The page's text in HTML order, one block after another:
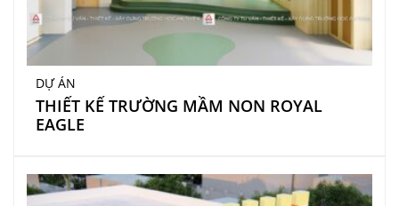
DỰ ÁN
THIẾT KẾ TRƯỜNG MẦM NON ROYAL
EAGLE